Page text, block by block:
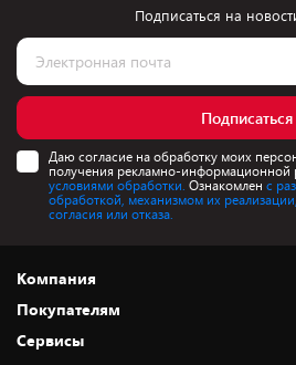
Подписаться на
Подписаться
Даю согласие на обработку моих
получения рекламно-информационной
условиями обработки. Ознакомлен с
обработкой, механизмом их
согласия или отказа.
Компания
О нас
Адреса магазинов
Покупателям
Как сделать заказ
Сервисы